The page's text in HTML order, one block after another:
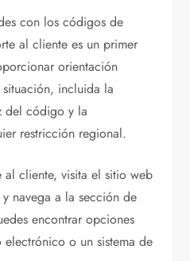
con los códigos de
al cliente es un primer
orientación
incluida la
del código y la
restricción regional.
al cliente, visita el sitio web
navega a la sección de
encontrar opciones
o un sistema de